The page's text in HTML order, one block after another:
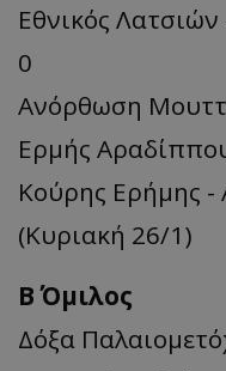
Εθνικός
0
Ανόρθωση
Ερμής
Κούρης Ερήμης
(Κυριακή 26/1)
Β΄ Όμιλος
Δόξα